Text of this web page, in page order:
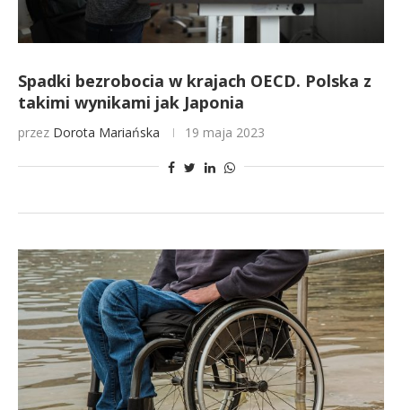
Spadki bezrobocia w krajach OECD. Polska z
takimi wynikami jak Japonia
przez Dorota Mariańska 19 maja 2023